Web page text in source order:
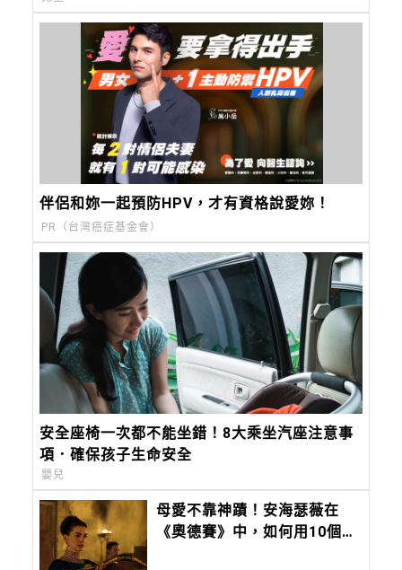
伴侶和妳一起預防HPV，才有資格說愛妳！
PR（台灣癌症基金會）
安全座椅一次都不能坐錯！8大乘坐汽座注意事
項．確保孩子生命安全
嬰兒
母愛不靠神蹟！安海瑟薇在
《奧德賽》中，如何用10個極